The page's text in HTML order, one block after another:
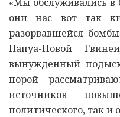
они нас вот так
разорвавшейся
Папуа-Новой
вынужденный
порой
источников
политического, так и